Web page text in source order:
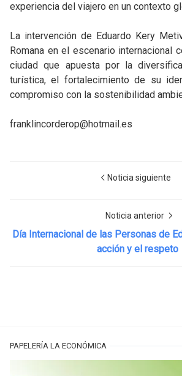
experiencia del viajero en un contexto
La intervención de Eduardo Kery
Romana en el escenario internacional
ciudad que apuesta por la
turística, el fortalecimiento de su
compromiso con la sostenibilidad
franklincorderop@hotmail.es
Noticia siguiente
Noticia anterior
Día Internacional de las Personas de
acción y el respeto
PAPELERÍA LA ECONÓMICA